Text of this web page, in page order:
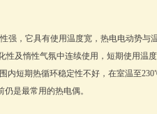
强，它具有使用温度宽，热电电动势与
及惰性气氛中连续使用，短期使用温
短期热循环稳定性不好，在室温至
是最常用的热电偶。